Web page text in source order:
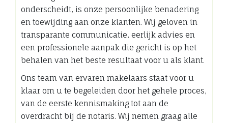
onderscheidt, is onze persoonlijke benadering
en toewijding aan onze klanten. Wij geloven in
transparante communicatie, eerlijk advies en
een professionele aanpak die gericht is op het
behalen van het beste resultaat voor u als klant.
Ons team van ervaren makelaars staat voor u
klaar om u te begeleiden door het gehele proces,
van de eerste kennismaking tot aan de
overdracht bij de notaris. Wij nemen graag alle